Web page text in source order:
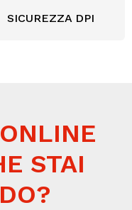
SICUREZZA DPI
STAI